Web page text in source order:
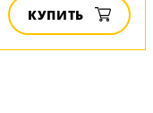
КУПИТЬ